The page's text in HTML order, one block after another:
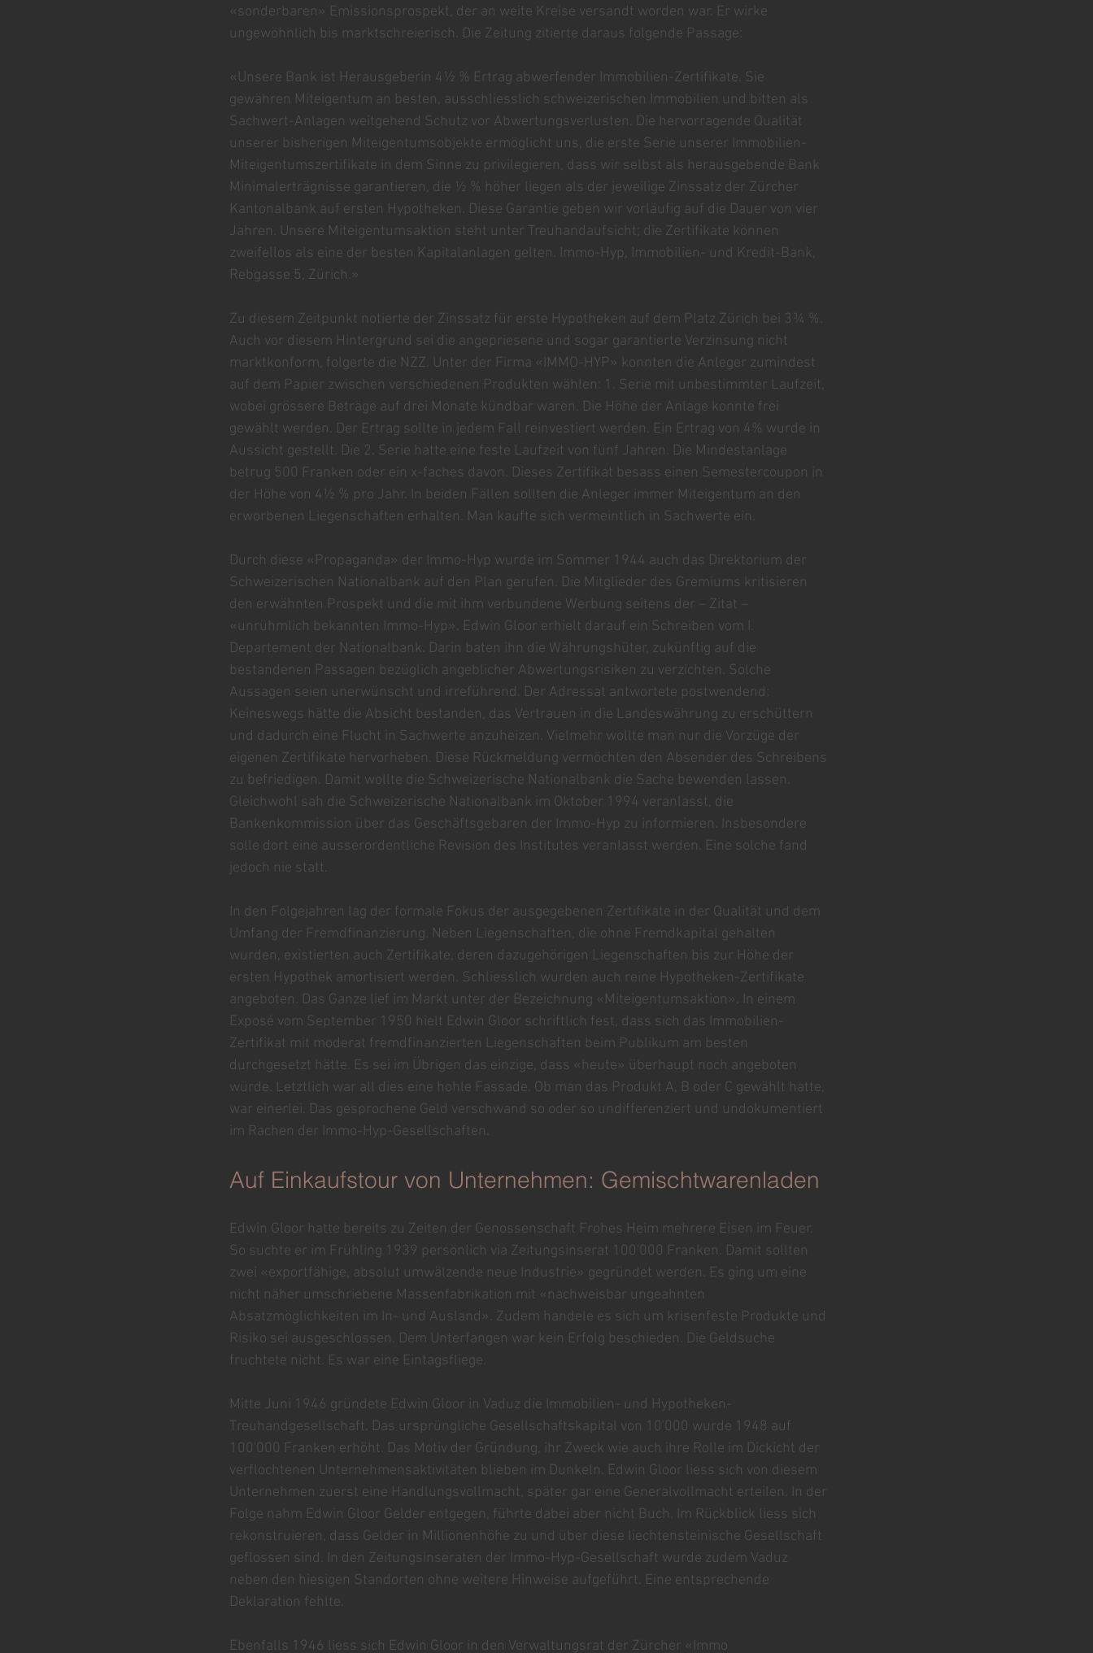
«sonderbaren» Emissionsprospekt, der an weite Kreise versandt worden war. Er wirke
ungewöhnlich bis marktschreierisch. Die Zeitung zitierte daraus folgende Passage:
«Unsere Bank ist Herausgeberin 4½ % Ertrag abwerfender Immobilien-Zertifikate. Sie
gewähren Miteigentum an besten, ausschliesslich schweizerischen Immobilien und bitten als
Sachwert-Anlagen weitgehend Schutz vor Abwertungsverlusten. Die hervorragende Qualität
unserer bisherigen Miteigentumsobjekte ermöglicht uns, die erste Serie unserer Immobilien-
Miteigentumszertifikate in dem Sinne zu privilegieren, dass wir selbst als herausgebende Bank
Minimalerträgnisse garantieren, die ½ % höher liegen als der jeweilige Zinssatz der Zürcher
Kantonalbank auf ersten Hypotheken. Diese Garantie geben wir vorläufig auf die Dauer von vier
Jahren. Unsere Miteigentumsaktion steht unter Treuhandaufsicht; die Zertifikate können
zweifellos als eine der besten Kapitalanlagen gelten. Immo-Hyp, Immobilien- und Kredit-Bank,
Rebgasse 5, Zürich.»
Zu diesem Zeitpunkt notierte der Zinssatz für erste Hypotheken auf dem Platz Zürich bei 3¾ %.
Auch vor diesem Hintergrund sei die angepriesene und sogar garantierte Verzinsung nicht
marktkonform, folgerte die NZZ. Unter der Firma «IMMO-HYP» konnten die Anleger zumindest
auf dem Papier zwischen verschiedenen Produkten wählen: 1. Serie mit unbestimmter Laufzeit,
wobei grössere Beträge auf drei Monate kündbar waren. Die Höhe der Anlage konnte frei
gewählt werden. Der Ertrag sollte in jedem Fall reinvestiert werden. Ein Ertrag von 4% wurde in
Aussicht gestellt. Die 2. Serie hatte eine feste Laufzeit von fünf Jahren. Die Mindestanlage
betrug 500 Franken oder ein x-faches davon. Dieses Zertifikat besass einen Semestercoupon in
der Höhe von 4½ % pro Jahr. In beiden Fällen sollten die Anleger immer Miteigentum an den
erworbenen Liegenschaften erhalten. Man kaufte sich vermeintlich in Sachwerte ein.
Durch diese «Propaganda» der Immo-Hyp wurde im Sommer 1944 auch das Direktorium der
Schweizerischen Nationalbank auf den Plan gerufen. Die Mitglieder des Gremiums kritisieren
den erwähnten Prospekt und die mit ihm verbundene Werbung seitens der – Zitat –
«unrühmlich bekannten Immo-Hyp». Edwin Gloor erhielt darauf ein Schreiben vom I.
Departement der Nationalbank. Darin baten ihn die Währungshüter, zukünftig auf die
bestandenen Passagen bezüglich angeblicher Abwertungsrisiken zu verzichten. Solche
Aussagen seien unerwünscht und irreführend. Der Adressat antwortete postwendend:
Keineswegs hätte die Absicht bestanden, das Vertrauen in die Landeswährung zu erschüttern
und dadurch eine Flucht in Sachwerte anzuheizen. Vielmehr wollte man nur die Vorzüge der
eigenen Zertifikate hervorheben. Diese Rückmeldung vermöchten den Absender des Schreibens
zu befriedigen. Damit wollte die Schweizerische Nationalbank die Sache bewenden lassen.
Gleichwohl sah die Schweizerische Nationalbank im Oktober 1994 veranlasst, die
Bankenkommission über das Geschäftsgebaren der Immo-Hyp zu informieren. Insbesondere
solle dort eine ausserordentliche Revision des Institutes veranlasst werden. Eine solche fand
jedoch nie statt.
In den Folgejahren lag der formale Fokus der ausgegebenen Zertifikate in der Qualität und dem
Umfang der Fremdfinanzierung. Neben Liegenschaften, die ohne Fremdkapital gehalten
wurden, existierten auch Zertifikate, deren dazugehörigen Liegenschaften bis zur Höhe der
ersten Hypothek amortisiert werden. Schliesslich wurden auch reine Hypotheken-Zertifikate
angeboten. Das Ganze lief im Markt unter der Bezeichnung «Miteigentumsaktion». In einem
Exposé vom September 1950 hielt Edwin Gloor schriftlich fest, dass sich das Immobilien-
Zertifikat mit moderat fremdfinanzierten Liegenschaften beim Publikum am besten
durchgesetzt hätte. Es sei im Übrigen das einzige, dass «heute» überhaupt noch angeboten
würde. Letztlich war all dies eine hohle Fassade. Ob man das Produkt A, B oder C gewählt hatte,
war einerlei. Das gesprochene Geld verschwand so oder so undifferenziert und undokumentiert
im Rachen der Immo-Hyp-Gesellschaften.
Auf Einkaufstour von Unternehmen: Gemischtwarenladen
Edwin Gloor hatte bereits zu Zeiten der Genossenschaft Frohes Heim mehrere Eisen im Feuer.
So suchte er im Frühling 1939 persönlich via Zeitungsinserat 100'000 Franken. Damit sollten
zwei «exportfähige, absolut umwälzende neue Industrie» gegründet werden. Es ging um eine
nicht näher umschriebene Massenfabrikation mit «nachweisbar ungeahnten
Absatzmöglichkeiten im In- und Ausland». Zudem handele es sich um krisenfeste Produkte und
Risiko sei ausgeschlossen. Dem Unterfangen war kein Erfolg beschieden. Die Geldsuche
fruchtete nicht. Es war eine Eintagsfliege.
Mitte Juni 1946 gründete Edwin Gloor in Vaduz die Immobilien- und Hypotheken-
Treuhandgesellschaft. Das ursprüngliche Gesellschaftskapital von 10'000 wurde 1948 auf
100'000 Franken erhöht. Das Motiv der Gründung, ihr Zweck wie auch ihre Rolle im Dickicht der
verflochtenen Unternehmensaktivitäten blieben im Dunkeln. Edwin Gloor liess sich von diesem
Unternehmen zuerst eine Handlungsvollmacht, später gar eine Generalvollmacht erteilen. In der
Folge nahm Edwin Gloor Gelder entgegen, führte dabei aber nicht Buch. Im Rückblick liess sich
rekonstruieren, dass Gelder in Millionenhöhe zu und über diese liechtensteinische Gesellschaft
geflossen sind. In den Zeitungsinseraten der Immo-Hyp-Gesellschaft wurde zudem Vaduz
neben den hiesigen Standorten ohne weitere Hinweise aufgeführt. Eine entsprechende
Deklaration fehlte.
Ebenfalls 1946 liess sich Edwin Gloor in den Verwaltungsrat der Zürcher «Immo